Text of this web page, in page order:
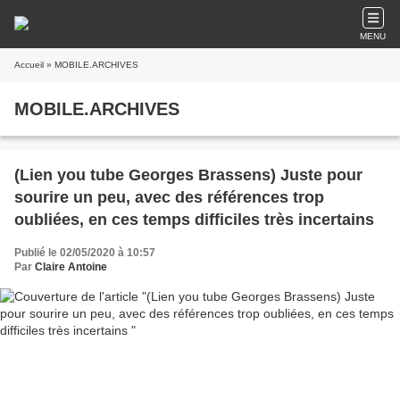
MENU
Accueil » MOBILE.ARCHIVES
MOBILE.ARCHIVES
(Lien you tube Georges Brassens) Juste pour
sourire un peu, avec des références trop
oubliées, en ces temps difficiles très incertains
Publié le 02/05/2020 à 10:57
Par Claire Antoine